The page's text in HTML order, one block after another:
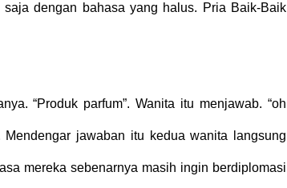
saja dengan bahasa yang halus. Pria Baik-Baik
“Produk parfum”. Wanita itu menjawab. “oh
jawaban itu kedua wanita langsung
mereka sebenarnya masih ingin berdiplomasi